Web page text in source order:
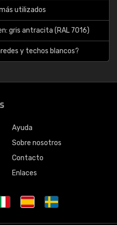
utilizados
gris antracita (RAL 7016)
y techos blancos?
Ayuda
Sobre nosotros
Contacto
Enlaces